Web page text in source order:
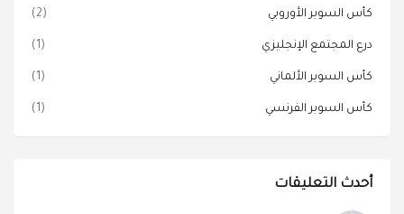
كأس السوبر الأوروبي (2)
درع المجتمع الإنجليزي (1)
كأس السوبر الألماني (1)
كأس السوبر الفرنسي (1)
أحدث التعليقات